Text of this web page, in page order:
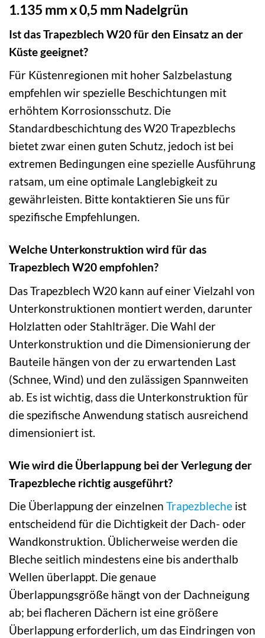
1.135 mm x 0,5 mm Nadelgrün
Ist das Trapezblech W20 für den Einsatz an der
Küste geeignet?
Für Küstenregionen mit hoher Salzbelastung
empfehlen wir spezielle Beschichtungen mit
erhöhtem Korrosionsschutz. Die
Standardbeschichtung des W20 Trapezblechs
bietet zwar einen guten Schutz, jedoch ist bei
extremen Bedingungen eine spezielle Ausführung
ratsam, um eine optimale Langlebigkeit zu
gewährleisten. Bitte kontaktieren Sie uns für
spezifische Empfehlungen.
Welche Unterkonstruktion wird für das
Trapezblech W20 empfohlen?
Das Trapezblech W20 kann auf einer Vielzahl von
Unterkonstruktionen montiert werden, darunter
Holzlatten oder Stahlträger. Die Wahl der
Unterkonstruktion und die Dimensionierung der
Bauteile hängen von der zu erwartenden Last
(Schnee, Wind) und den zulässigen Spannweiten
ab. Es ist wichtig, dass die Unterkonstruktion für
die spezifische Anwendung statisch ausreichend
dimensioniert ist.
Wie wird die Überlappung bei der Verlegung der
Trapezbleche richtig ausgeführt?
Die Überlappung der einzelnen Trapezbleche ist
entscheidend für die Dichtigkeit der Dach- oder
Wandkonstruktion. Üblicherweise werden die
Bleche seitlich mindestens eine bis anderthalb
Wellen überlappt. Die genaue
Überlappungsgröße hängt von der Dachneigung
ab; bei flacheren Dächern ist eine größere
Überlappung erforderlich, um das Eindringen von